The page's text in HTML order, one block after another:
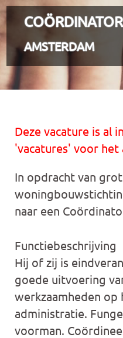
AMSTERDAM
Deze vacature is al
'vacatures' voor het
In opdracht van
naar een
Functiebeschrijving
Hij of zij is
goede uitvoering
werkzaamheden op
administratie.
voorman.